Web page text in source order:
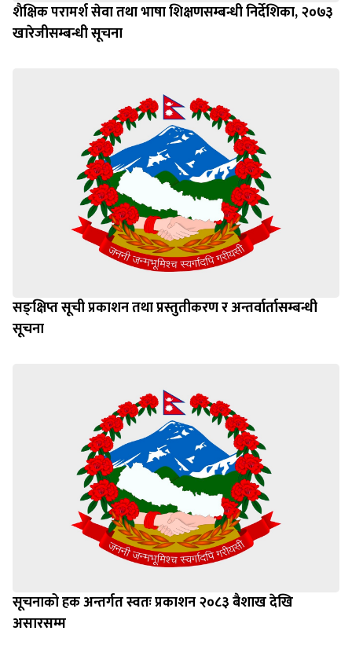
शैक्षिक परामर्श सेवा तथा भाषा शिक्षणसम्बन्धी निर्देशिका, २०७३
खारेजीसम्बन्धी सूचना
सङ्क्षिप्त सूची प्रकाशन तथा प्रस्तुतीकरण र अन्तर्वार्तासम्बन्धी
सूचना
सूचनाको हक अन्तर्गत स्वतः प्रकाशन २०८३ बैशाख देखि
असारसम्म